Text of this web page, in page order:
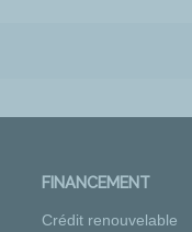
FINANCEMENT
Crédit renouvelable